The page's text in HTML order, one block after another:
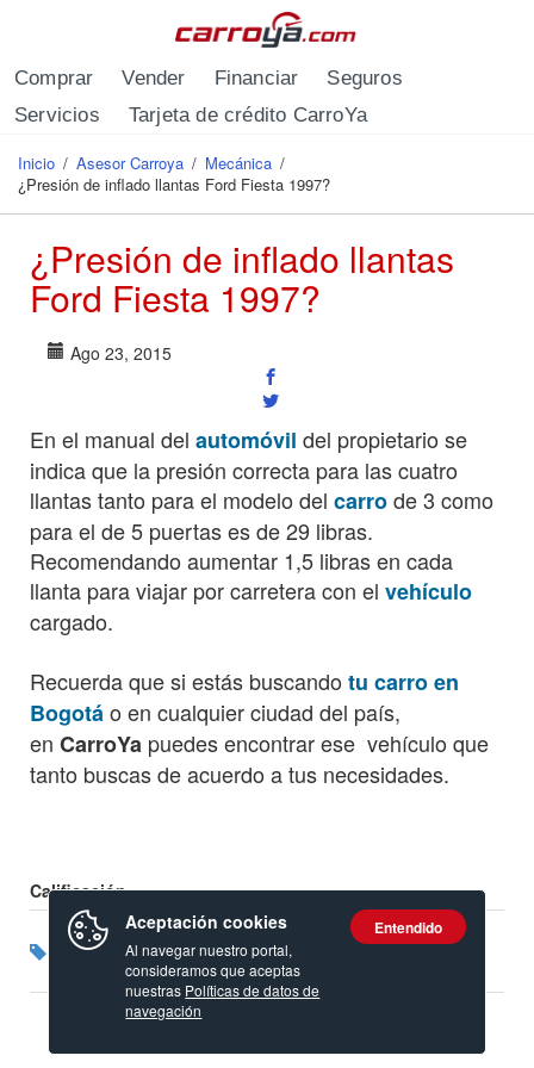
Comprar Vender Financiar
Seguros
Servicios
Tarjeta de crédito CarroYa
Se encuentra usted aquí
Inicio / Asesor Carroya / Mecánica /
¿Presión de inflado llantas Ford Fiesta 1997?
¿Presión de inflado llantas
Ford Fiesta 1997?
Ago 23, 2015
En el manual del automóvil del propietario se
indica que la presión correcta para las cuatro
llantas tanto para el modelo del carrode 3 como
para el de 5 puertas es de 29 libras.
Recomendando aumentar 1,5 libras en cada
llanta para viajar por carretera con el vehículo
cargado.
Recuerda que si estás buscando tu carro en
Bogotáo en cualquier ciudad del país,
en CarroYa puedes encontrar ese vehículo que
tanto buscas de acuerdo a tus necesidades.
Calificación:
Etiquetas: Ford
Aceptación cookies
Al navegar nuestro portal,
consideramos que aceptas
nuestras Políticas de datos de
navegación
Entendido